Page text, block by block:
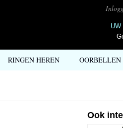
UW
RINGEN HEREN OORBELLEN
Ook